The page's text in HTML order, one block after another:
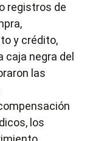
registros de
y crédito,
negra del
las
los